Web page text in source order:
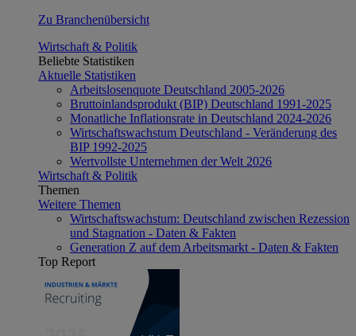
Zu Branchenübersicht
Wirtschaft & Politik
Beliebte Statistiken
Aktuelle Statistiken
Arbeitslosenquote Deutschland 2005-2026
Bruttoinlandsprodukt (BIP) Deutschland 1991-2025
Monatliche Inflationsrate in Deutschland 2024-2026
Wirtschaftswachstum Deutschland - Veränderung des
BIP 1992-2025
Wertvollste Unternehmen der Welt 2026
Wirtschaft & Politik
Themen
Weitere Themen
Wirtschaftswachstum: Deutschland zwischen Rezession
und Stagnation - Daten & Fakten
Generation Z auf dem Arbeitsmarkt - Daten & Fakten
Top Report